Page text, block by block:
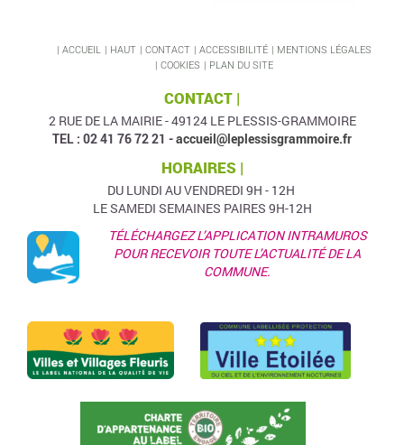
ACCUEIL HAUT CONTACT ACCESSIBILITÉ
MENTIONS LÉGALES
COOKIES
PLAN DU SITE
CONTACT |
2 RUE DE LA MAIRIE - 49124 LE PLESSIS-GRAMMOIRE
TEL : 02 41 76 72 21 -accueil@leplessisgrammoire.fr
HORAIRES |
DU LUNDI AU VENDREDI 9H - 12H
LE SAMEDI SEMAINES PAIRES 9H-12H
TÉLÉCHARGEZ L’APPLICATION INTRAMUROS
POUR RECEVOIR TOUTE L'ACTUALITÉ DE LA
COMMUNE.